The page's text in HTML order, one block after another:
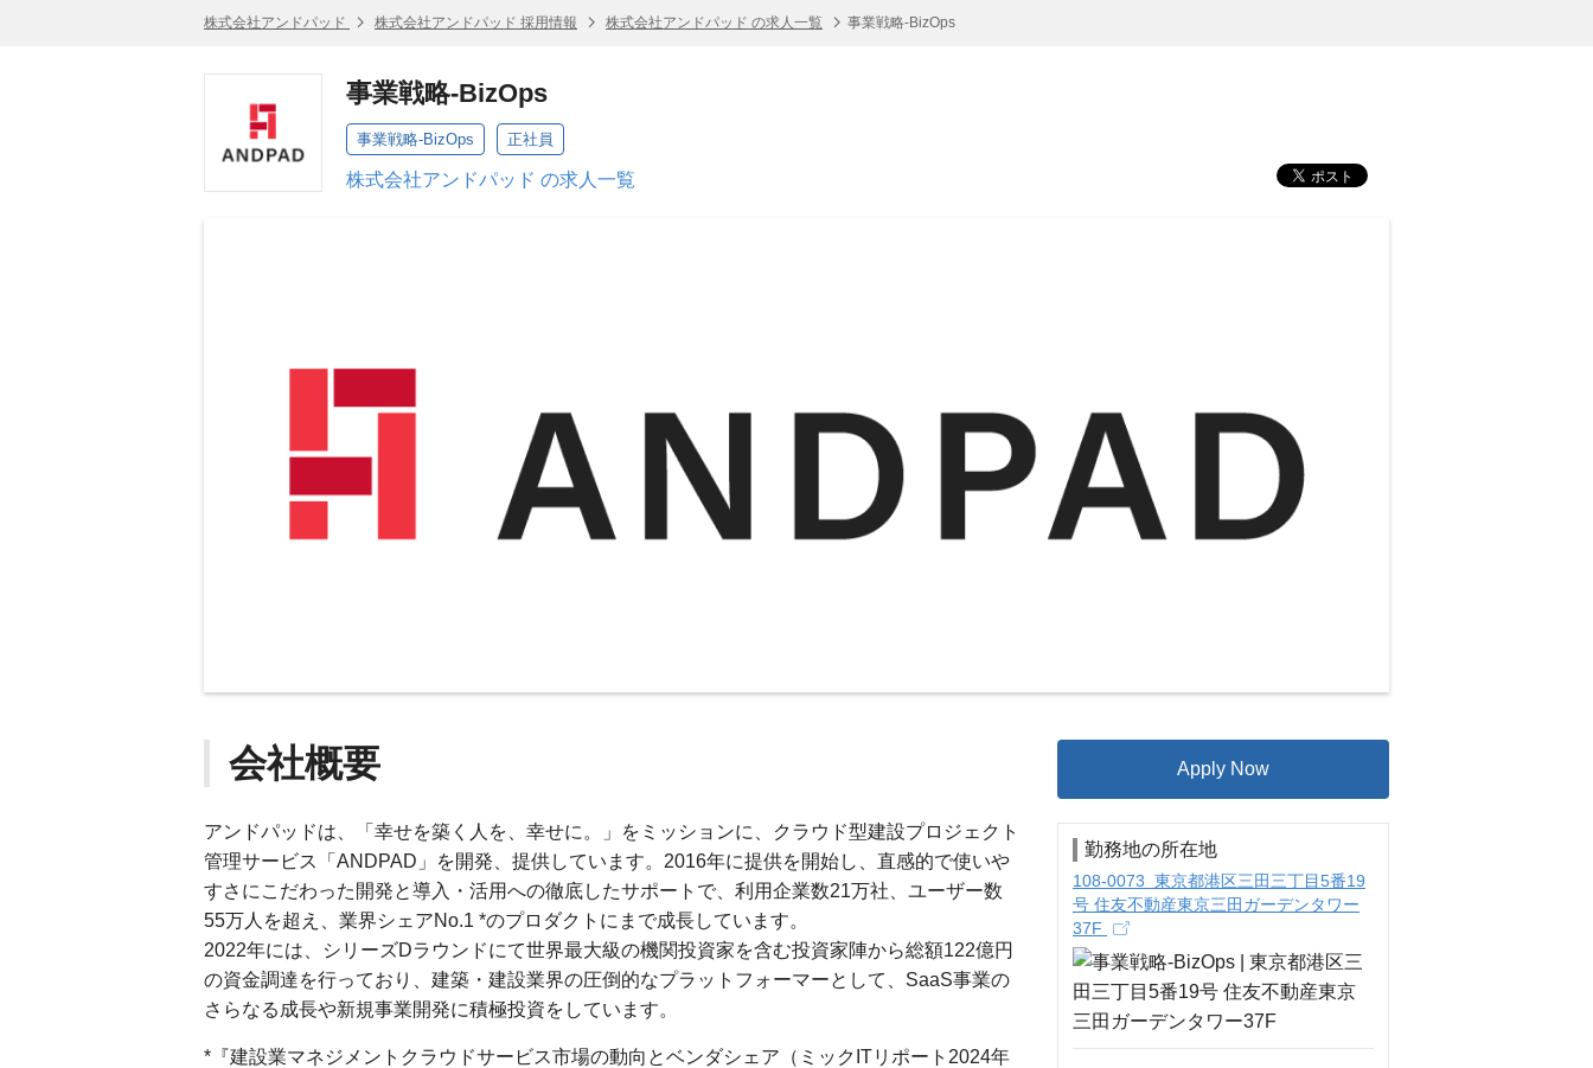
株式会社アンドパッド 株式会社アンドパッド 採用情報 株式会社アンドパッド の求人一覧 事業戦略-BizOps
事業戦略-BizOps
事業戦略-BizOps 正社員
株式会社アンドパッド の求人一覧
会社概要
アンドパッドは、「幸せを築く人を、幸せに。」をミッションに、クラウド型建設プロジェクト
管理サービス「ANDPAD」を開発、提供しています。2016年に提供を開始し、直感的で使いや
すさにこだわった開発と導入・活用への徹底したサポートで、利用企業数21万社、ユーザー数
55万人を超え、業界シェアNo.1 *のプロダクトにまで成長しています。
2022年には、シリーズDラウンドにて世界最大級の機関投資家を含む投資家陣から総額122億円
の資金調達を行っており、建築・建設業界の圧倒的なプラットフォーマーとして、SaaS事業の
さらなる成長や新規事業開発に積極投資をしています。
*『建設業マネジメントクラウドサービス市場の動向とベンダシェア（ミックITリポート2024年
Apply Now
勤務地の所在地
108-0073 東京都港区三田三丁目5番19
号 住友不動産東京三田ガーデンタワー
37F